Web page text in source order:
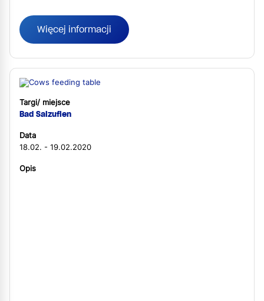
Więcej informacji
Targi/ miejsce
Bad Salzuflen
Data
18.02. - 19.02.2020
Opis